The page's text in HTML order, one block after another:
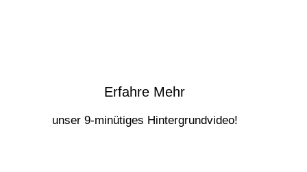
Erfahre Mehr
unser 9-minütiges Hintergrundvideo!